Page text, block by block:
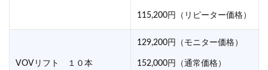
115,200円（リピーター価格）
VOVリフト １０本
129,200円（モニター価格）
152,000円（通常価格）